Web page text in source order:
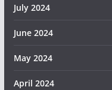
July 2024
June 2024
May 2024
April 2024